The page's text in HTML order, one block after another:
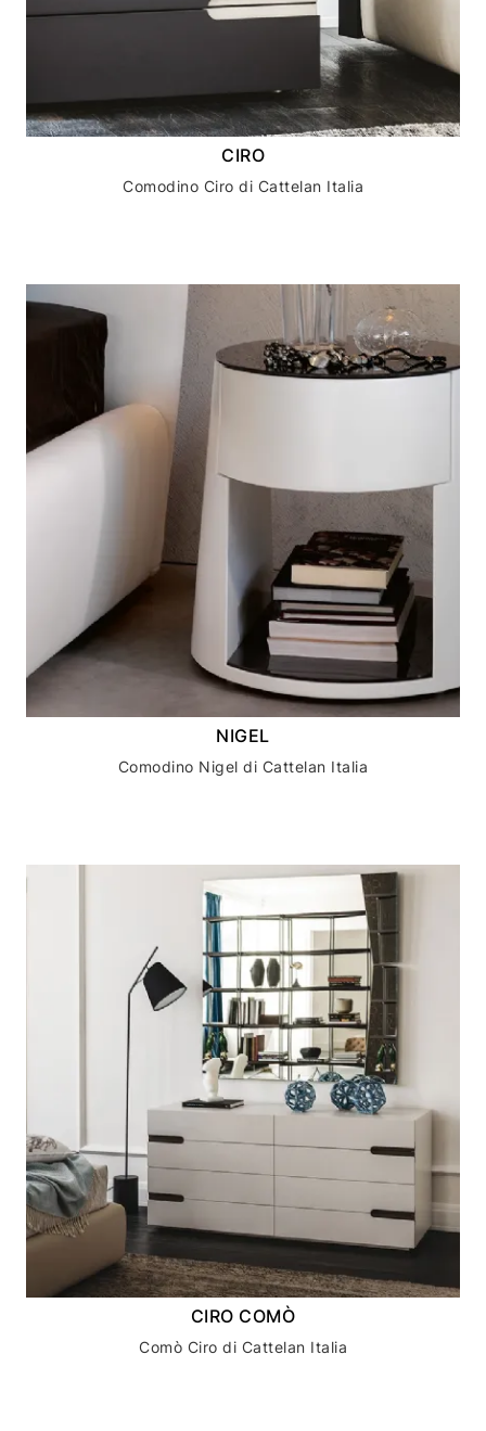
CIRO
Comodino Ciro di Cattelan Italia
NIGEL
Comodino Nigel di Cattelan Italia
CIRO COMÒ
Comò Ciro di Cattelan Italia